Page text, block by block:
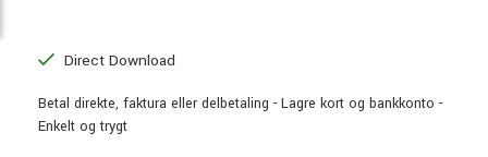
Direct Download
Betal direkte, faktura eller delbetaling - Lagre kort og bankkonto -
Enkelt og trygt